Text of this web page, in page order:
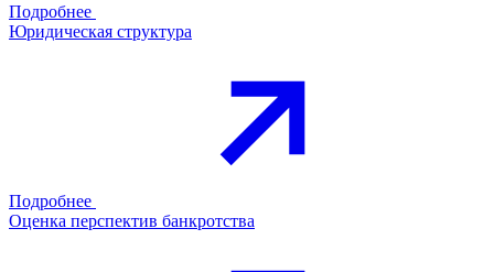
Подробнее
Юридическая структура
Подробнее
Оценка перспектив банкротства